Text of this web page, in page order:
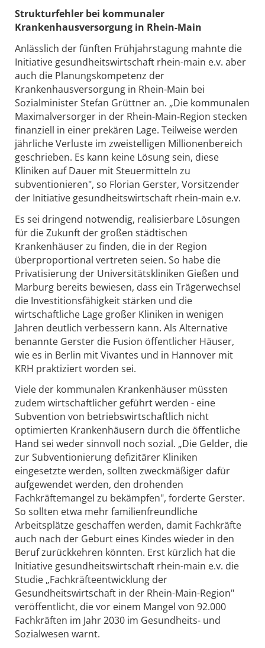
Strukturfehler bei kommunaler
Krankenhausversorgung in Rhein-Main
Anlässlich der fünften Frühjahrstagung mahnte die
Initiative gesundheitswirtschaft rhein-main e.v. aber
auch die Planungskompetenz der
Krankenhausversorgung in Rhein-Main bei
Sozialminister Stefan Grüttner an. „Die kommunalen
Maximalversorger in der Rhein-Main-Region stecken
finanziell in einer prekären Lage. Teilweise werden
jährliche Verluste im zweistelligen Millionenbereich
geschrieben. Es kann keine Lösung sein, diese
Kliniken auf Dauer mit Steuermitteln zu
subventionieren", so Florian Gerster, Vorsitzender
der Initiative gesundheitswirtschaft rhein-main e.v.
Es sei dringend notwendig, realisierbare Lösungen
für die Zukunft der großen städtischen
Krankenhäuser zu finden, die in der Region
überproportional vertreten seien. So habe die
Privatisierung der Universitätskliniken Gießen und
Marburg bereits bewiesen, dass ein Trägerwechsel
die Investitionsfähigkeit stärken und die
wirtschaftliche Lage großer Kliniken in wenigen
Jahren deutlich verbessern kann. Als Alternative
benannte Gerster die Fusion öffentlicher Häuser,
wie es in Berlin mit Vivantes und in Hannover mit
KRH praktiziert worden sei.
Viele der kommunalen Krankenhäuser müssten
zudem wirtschaftlicher geführt werden - eine
Subvention von betriebswirtschaftlich nicht
optimierten Krankenhäusern durch die öffentliche
Hand sei weder sinnvoll noch sozial. „Die Gelder, die
zur Subventionierung defizitärer Kliniken
eingesetzte werden, sollten zweckmäßiger dafür
aufgewendet werden, den drohenden
Fachkräftemangel zu bekämpfen", forderte Gerster.
So sollten etwa mehr familienfreundliche
Arbeitsplätze geschaffen werden, damit Fachkräfte
auch nach der Geburt eines Kindes wieder in den
Beruf zurückkehren könnten. Erst kürzlich hat die
Initiative gesundheitswirtschaft rhein-main e.v. die
Studie „Fachkräfteentwicklung der
Gesundheitswirtschaft in der Rhein-Main-Region"
veröffentlicht, die vor einem Mangel von 92.000
Fachkräften im Jahr 2030 im Gesundheits- und
Sozialwesen warnt.